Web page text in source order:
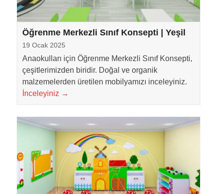
Öğrenme Merkezli Sınıf Konsepti | Yeşil
19 Ocak 2025
Anaokulları için Öğrenme Merkezli Sınıf Konsepti,
çeşitlerimizden biridir. Doğal ve organik
malzemelerden üretilen mobilyamızı inceleyiniz.
İnceleyiniz →